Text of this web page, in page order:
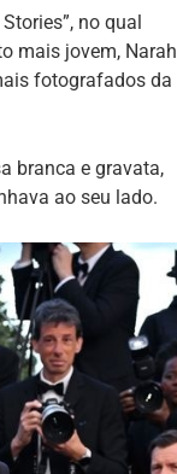
no qual
mais jovem, Narah
fotografados da
branca e gravata,
ao seu lado.